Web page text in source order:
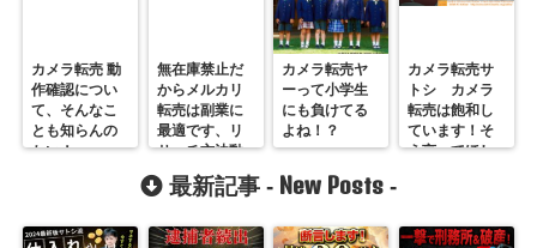
カメラ転売 動
作確認につい
て、そんなこ
とも知らんの
かい！
無在庫禁止だ
からメルカリ
転売は副業に
最適です、リ
サーチ方法動
カメラ転売ヤ
ーって小学生
にも負けてる
よね！？
カメラ転売サ
トシ カメラ
転売は飽和し
ています！そ
う言ってほし
最新記事 - New Posts -